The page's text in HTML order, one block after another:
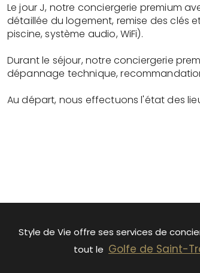
Le jour J, notre conciergerie premium
détaillée du logement, remise des clés
piscine, système audio, WiFi).
Durant le séjour, notre conciergerie
dépannage technique,
Au départ, nous effectuons l'état des
Style de Vie offre ses services de
tout le Golfe de Saint-